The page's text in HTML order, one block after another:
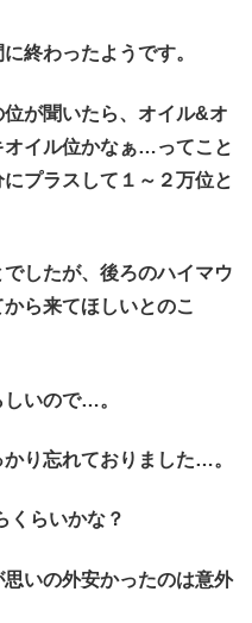
終わったようです。
が聞いたら、オイル&オ
オイル位かなぁ…ってこと
プラスして１～２万位と
したが、後ろのハイマウ
ら来てほしいとのこ
いので…。
り忘れておりました…。
らいかな？
いの外安かったのは意外